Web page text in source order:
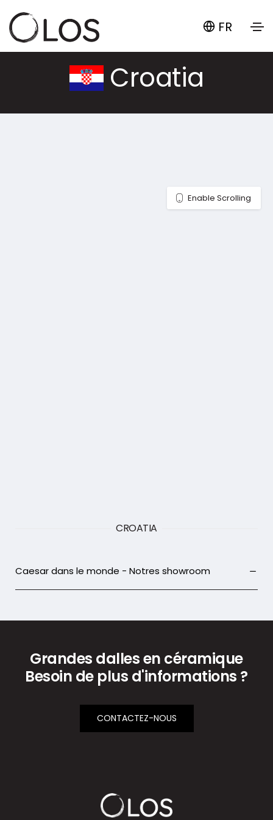
FR
Croatia
Enable Scrolling
CROATIA
Caesar dans le monde - Notres showroom
Grandes dalles en céramique
Besoin de plus d'informations ?
CONTACTEZ-NOUS